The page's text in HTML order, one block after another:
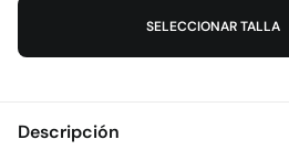
SELECCIONAR TALLA
Descripción